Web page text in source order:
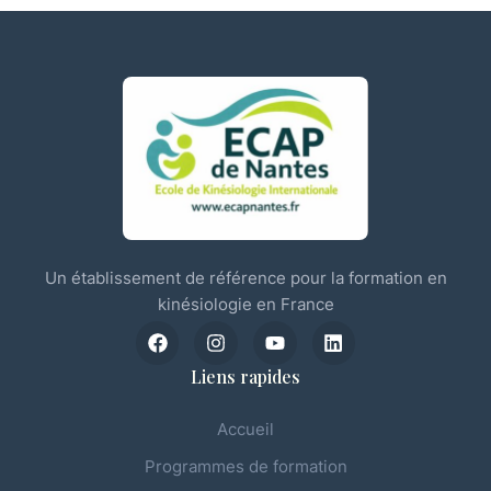
Un établissement de référence pour la formation en
kinésiologie en France
Liens rapides
Accueil
Programmes de formation